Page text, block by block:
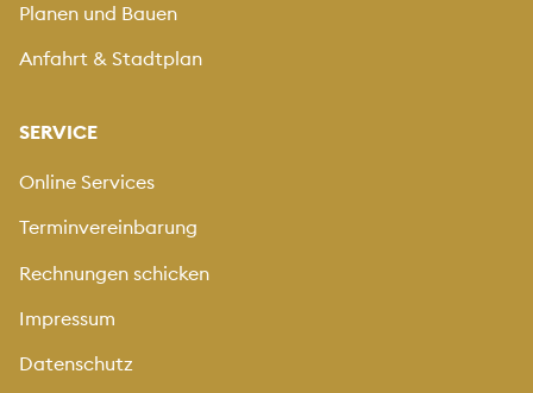
Planen und Bauen
Anfahrt & Stadtplan
SERVICE
Online Services
Terminvereinbarung
Rechnungen schicken
Impressum
Datenschutz